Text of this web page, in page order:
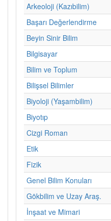
Arkeoloji (Kazıbilim)
Başarı Değerlendirme
Beyin Sinir Bilim
Bilgisayar
Bilim ve Toplum
Bilişsel Bilimler
Biyoloji (Yaşambilim)
Biyotıp
Cizgi Roman
Etik
Fizik
Genel Bilim Konuları
Gökbilim ve Uzay Araş.
İnşaat ve Mimari